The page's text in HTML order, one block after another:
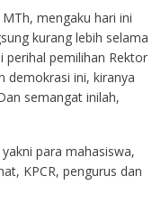
mengaku hari ini
kurang lebih selama
perihal pemilihan Rektor
demokrasi ini, kiranya
semangat inilah,
para mahasiswa,
KPCR, pengurus dan